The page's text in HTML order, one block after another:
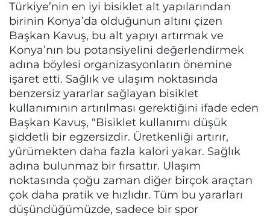
Türkiye’nin en iyi bisiklet alt yapılarından
birinin Konya’da olduğunun altını çizen
Başkan Kavuş, bu alt yapıyı artırmak ve
Konya’nın bu potansiyelini değerlendirmek
adına böylesi organizasyonların önemine
işaret etti. Sağlık ve ulaşım noktasında
benzersiz yararlar sağlayan bisiklet
kullanımının artırılması gerektiğini ifade eden
Başkan Kavuş, “Bisiklet kullanımı düşük
şiddetli bir egzersizdir. Üretkenliği artırır,
yürümekten daha fazla kalori yakar. Sağlık
adına bulunmaz bir fırsattır. Ulaşım
noktasında çoğu zaman diğer birçok araçtan
çok daha pratik ve hızlıdır. Tüm bu yararları
düşündüğümüzde, sadece bir spor